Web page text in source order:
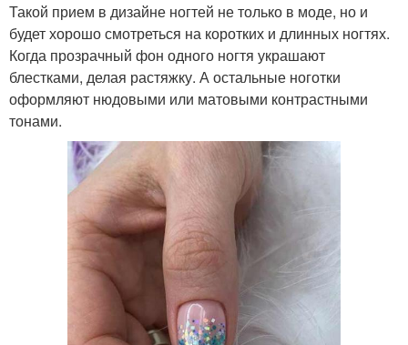
Такой прием в дизайне ногтей не только в моде, но и
будет хорошо смотреться на коротких и длинных ногтях.
Когда прозрачный фон одного ногтя украшают
блестками, делая растяжку. А остальные ноготки
оформляют нюдовыми или матовыми контрастными
тонами.